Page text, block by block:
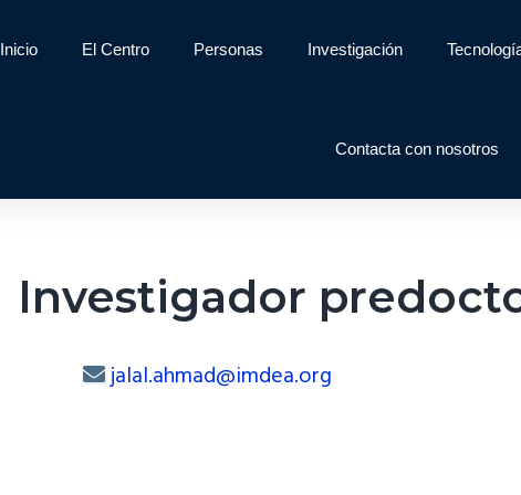
Inicio El Centro Personas Investigación
Contacta con nosotros
Investigador
jalal.ahmad@imdea.org